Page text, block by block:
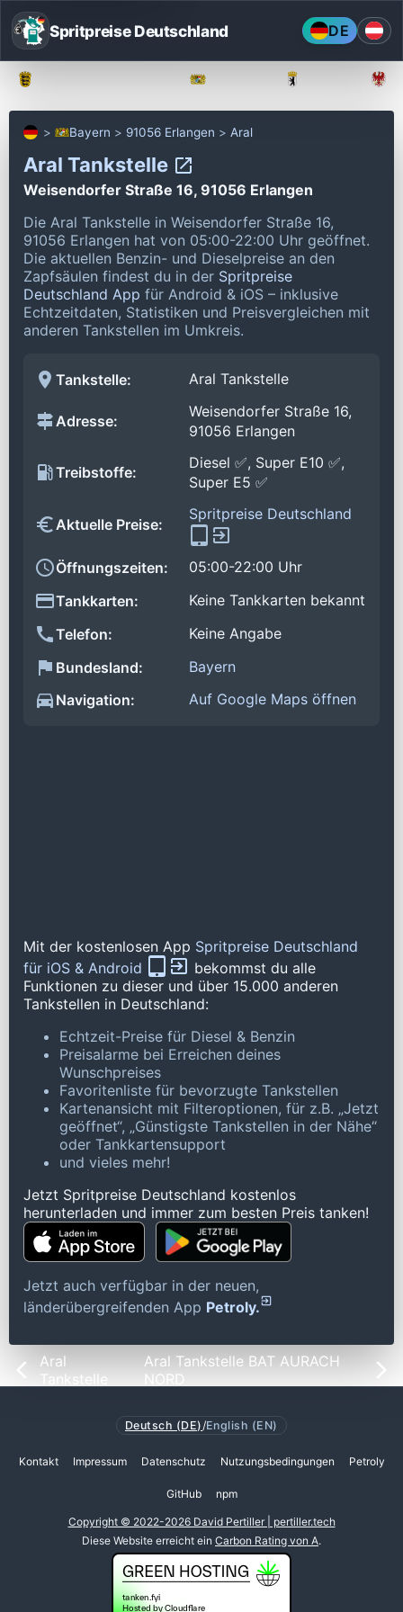
Spritpreise Deutschland DE
Bayern 91056 Erlangen Aral
Aral Tankstelle
Weisendorfer Straße 16, 91056 Erlangen
Die Aral Tankstelle in Weisendorfer Straße 16,
91056 Erlangen hat von 05:00-22:00 Uhr geöffnet.
Die aktuellen Benzin- und Dieselpreise an den
Zapfsäulen findest du in der Spritpreise
Deutschland App für Android & iOS – inklusive
Echtzeitdaten, Statistiken und Preisvergleichen mit
anderen Tankstellen im Umkreis.
Tankstelle: Aral Tankstelle
Adresse:
Weisendorfer Straße 16,
91056 Erlangen
Treibstoffe:
Diesel ✅, Super E10 ✅,
Super E5 ✅
Aktuelle Preise:
Spritpreise Deutschland
Öffnungszeiten:
05:00-22:00 Uhr
Tankkarten:
Keine Tankkarten bekannt
Telefon:
Keine Angabe
Bundesland:
Bayern
Navigation:
Auf Google Maps öffnen
Mit der kostenlosen App Spritpreise Deutschland
für iOS & Android
bekommst du alle
Funktionen zu dieser und über 15.000 anderen
Tankstellen in Deutschland:
Echtzeit-Preise für Diesel & Benzin
Preisalarme bei Erreichen deines
Wunschpreises
Favoritenliste für bevorzugte Tankstellen
Kartenansicht mit Filteroptionen, für z.B. „Jetzt
geöffnet“, „Günstigste Tankstellen in der Nähe“
oder Tankkartensupport
und vieles mehr!
Jetzt Spritpreise Deutschland kostenlos
herunterladen und immer zum besten Preis tanken!
Jetzt auch verfügbar in der neuen,
länderübergreifenden App Petroly.
Aral
Tankstelle
Aral Tankstelle BAT AURACH
NORD
Deutsch (DE) /English (EN)
Kontakt Impressum Datenschutz Nutzungsbedingungen Petroly
GitHub npm
Copyright © 2022-2026 David Pertiller | pertiller.tech
Diese Website erreicht ein Carbon Rating von A.